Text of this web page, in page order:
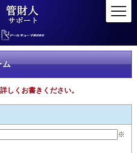
ム
しくお書きください。
※